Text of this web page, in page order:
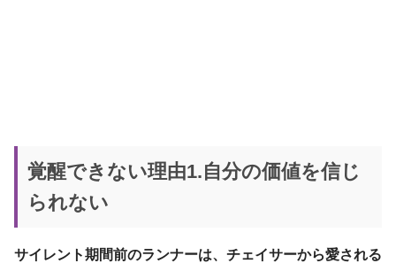
覚醒できない理由1.自分の価値を信じ
られない
サイレント期間前のランナーは、チェイサーから愛される